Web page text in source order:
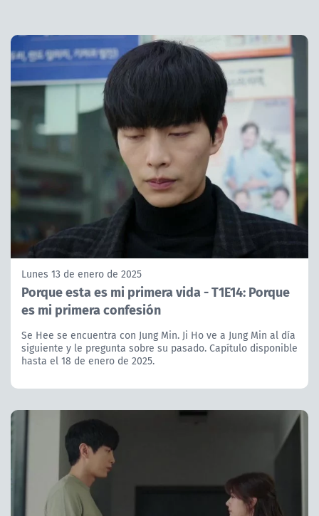
Lunes 13 de enero de 2025
Porque esta es mi primera vida - T1E14: Porque
es mi primera confesión
Se Hee se encuentra con Jung Min. Ji Ho ve a Jung Min al día
siguiente y le pregunta sobre su pasado. Capítulo disponible
hasta el 18 de enero de 2025.